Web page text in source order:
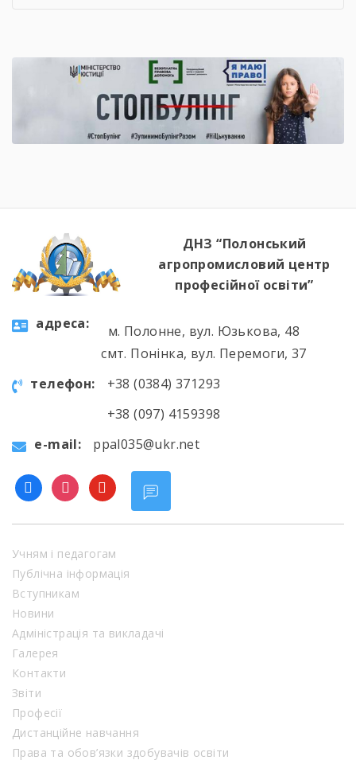
ДНЗ “Полонський
агропромисловий центр
професійної освіти”
aдресa:
м. Полонне, вул. Юзькова, 48
смт. Понінка, вул. Перемоги, 37
телефон:
+38 (0384) 371293
+38 (097) 4159398
e-mail:
ppal035@ukr.net
facebookinstagram
youtube
Учням і педагогам
Публічна інформація
Вступникам
Новини
Адміністрація та викладачі
Галерея
Контакти
Звіти
Професії
Дистанційне навчання
Права та обов’язки здобувачів освіти